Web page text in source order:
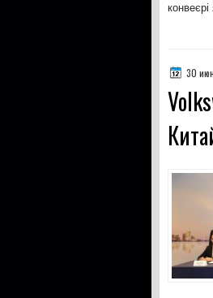
30